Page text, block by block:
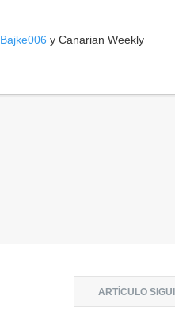
Bajke006 y Canarian Weekly
ARTÍCULO